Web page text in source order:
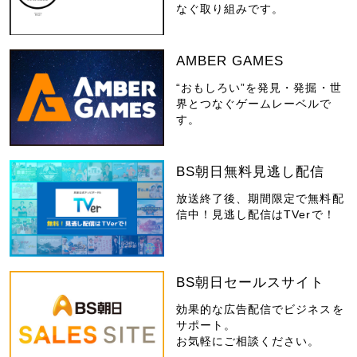
なぐ取り組みです。
AMBER GAMES
“おもしろい”を発見・発掘・世
界とつなぐゲームレーベルで
す。
BS朝日無料見逃し配信
放送終了後、期間限定で無料配
信中！見逃し配信はTVerで！
BS朝日セールスサイト
効果的な広告配信でビジネスを
サポート。
お気軽にご相談ください。